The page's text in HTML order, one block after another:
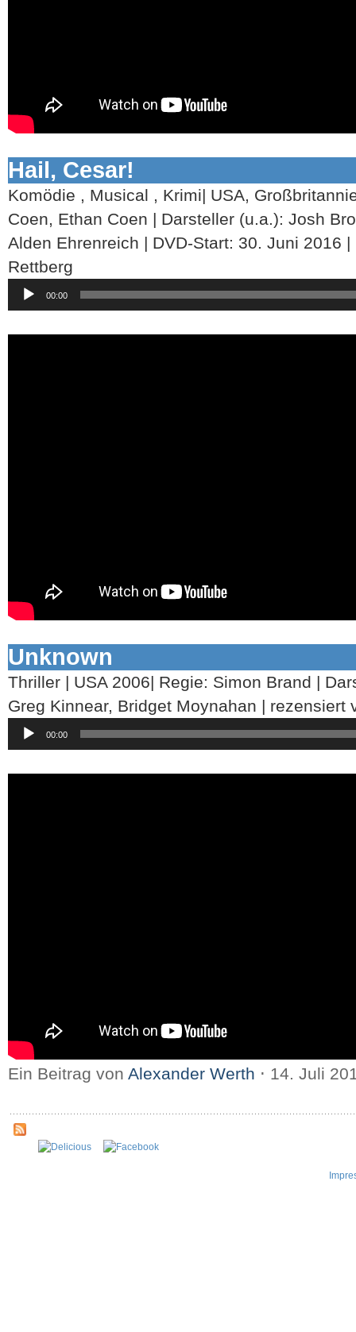
Hail, Cesar!
Komödie , Musical , Krimi| USA,
Coen, Ethan Coen | Darsteller (u.a.): Josh
Alden Ehrenreich | DVD-Start: 30. Juni 2016
Rettberg
Audio-
Player
00:00
Unknown
Thriller | USA 2006| Regie: Simon Brand |
Greg Kinnear, Bridget Moynahan | rezensiert
Audio-
Player
00:00
Ein Beitrag von Alexander Werth ⋅ 14. Juli